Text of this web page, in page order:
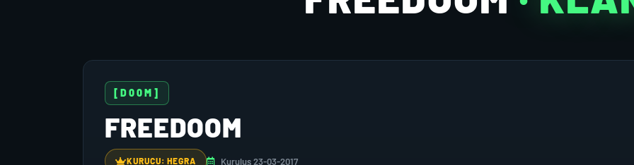
[D00M]
FREEDOOM
KURUCU: HEGRA Kuruluş 23-03-2017